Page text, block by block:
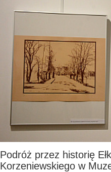
Podróż przez historię
Korzeniewskiego w